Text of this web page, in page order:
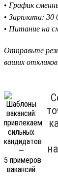
• График
• Зарплата: 30
• Питание на
Отправьте
ваших